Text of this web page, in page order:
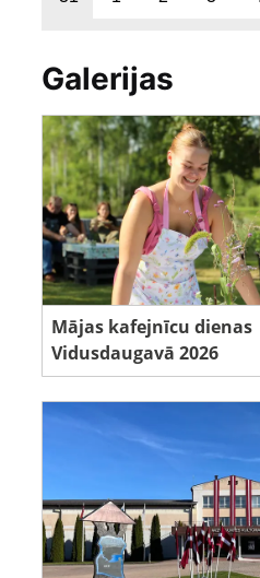
Galerijas
Mājas kafejnīcu dienas
Vidusdaugavā 2026